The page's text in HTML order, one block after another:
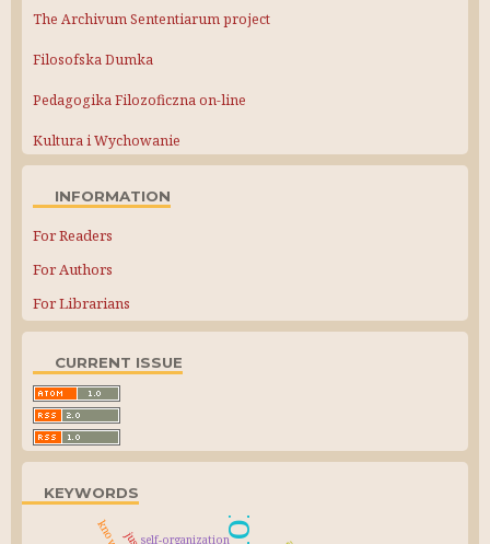
The Archivum Sententiarum project
Filosofska Dumka
Pedagogika Filozoficzna on-line
Kultura i Wychowanie
INFORMATION
For Readers
For Authors
For Librarians
CURRENT ISSUE
KEYWORDS
self-organization